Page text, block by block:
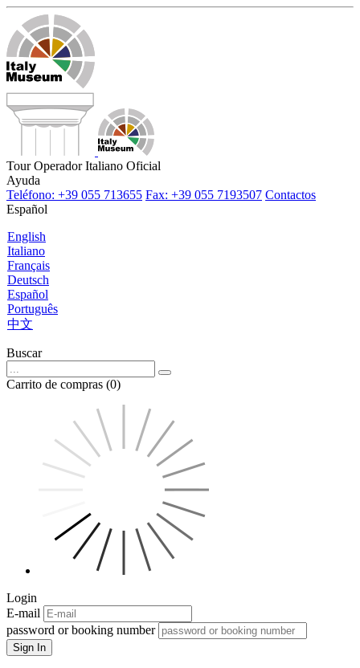
Tour Operador Italiano Oficial
Ayuda
Teléfono: +39 055 713655 Fax: +39 055 7193507 Contactos
Español
English
Italiano
Français
Deutsch
Español
Português
中文
Buscar
Carrito de compras (0)
Login
E-mail
password or booking number
Sign In